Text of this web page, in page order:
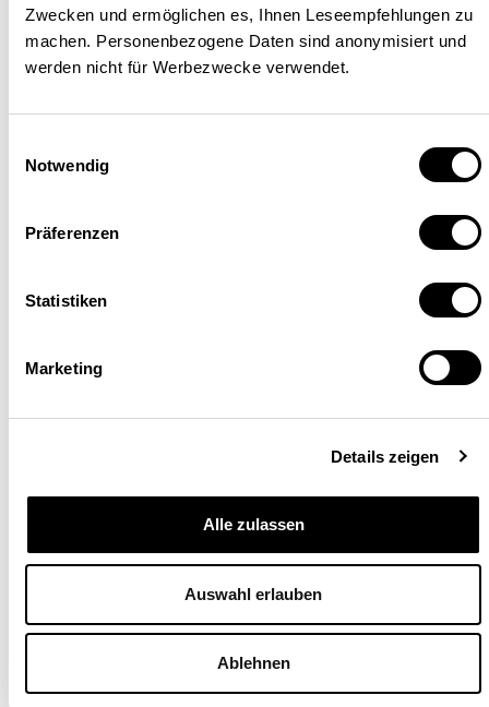
Zwecken und ermöglichen es, Ihnen Leseempfehlungen zu
machen. Personenbezogene Daten sind anonymisiert und
werden nicht für Werbezwecke verwendet.
Notwendig
Präferenzen
Statistiken
Marketing
Details zeigen
Alle zulassen
Auswahl erlauben
Ablehnen
compétence dans les branches
Zurich, le canton se mobilise
pour développer des «pôles de
compétence sectoriels». Il
s’agit de réseaux d’entreprises
– avec leurs fournisseurs – qui
opèrent dans certains domaines
de production prometteurs (voir
encadré 1
La politique des pôles de compétence